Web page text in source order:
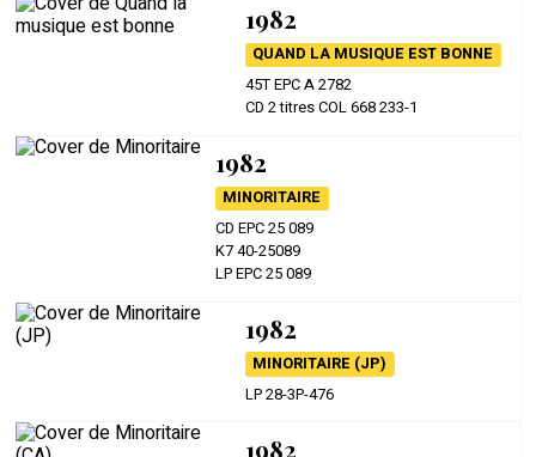
1982
QUAND LA MUSIQUE EST BONNE
45T EPC A 2782
CD 2 titres COL 668 233-1
1982
MINORITAIRE
CD EPC 25 089
K7 40-25089
LP EPC 25 089
1982
MINORITAIRE (JP)
LP 28-3P-476
1982